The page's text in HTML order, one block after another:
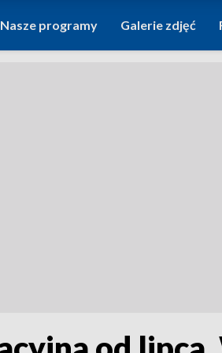
Nasze programy Galerie zdjęć